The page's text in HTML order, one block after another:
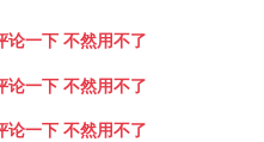
论一下 不然用不了
论一下 不然用不了
论一下 不然用不了